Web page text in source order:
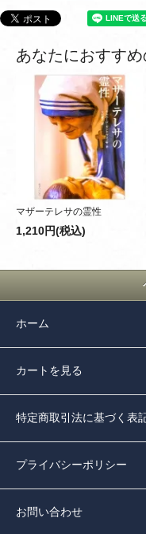
あなたにおすす
マザーテレサの霊性
1,210円(税込)
ホーム
カートを見る
特定商取引法に基づく表
プライバシーポリシー
お問い合わせ